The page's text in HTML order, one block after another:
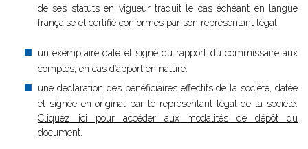
de ses statuts en vigueur traduit le cas échéant en langue
française et certifié conformes par son représentant légal
un exemplaire daté et signé du rapport du commissaire aux
comptes, en cas d’apport en nature.
une déclaration des bénéficiaires effectifs de la société, datée
et signée en original par le représentant légal de la société.
Cliquez ici pour accéder aux modalités de dépôt du
document.